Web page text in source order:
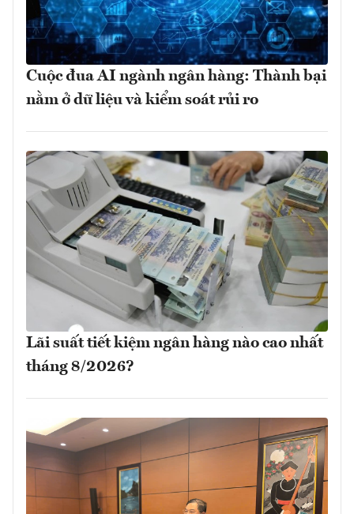
Cuộc đua AI ngành ngân hàng: Thành bại
nằm ở dữ liệu và kiểm soát rủi ro
Lãi suất tiết kiệm ngân hàng nào cao nhất
tháng 8/2026?